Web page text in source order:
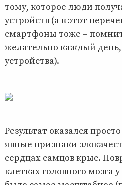
тому, которое люди
устройств (а в этот
смартфоны тоже –
желательно каждый день,
устройства).
Результат оказался
явные признаки
сердцах самцов крыс.
клетках головного мозга